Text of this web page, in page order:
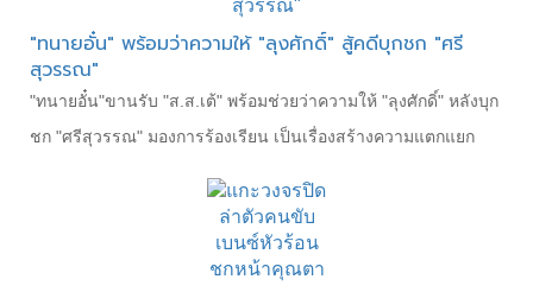
"ทนายอั๋น" พร้อมว่าความให้ "ลุงศักดิ์" สู้คดีบุกชก "ศรี
สุวรรณ"
"ทนายอั๋น"ขานรับ "ส.ส.เต้" พร้อมช่วยว่าความให้ "ลุงศักดิ์" หลังบุก
ชก "ศรีสุวรรณ" มองการร้องเรียน เป็นเรื่องสร้างความแตกแยก